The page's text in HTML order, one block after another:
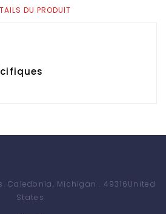
DU PRODUIT
. Caledonia, Michigan . 49316United
States